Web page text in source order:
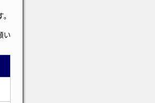
い